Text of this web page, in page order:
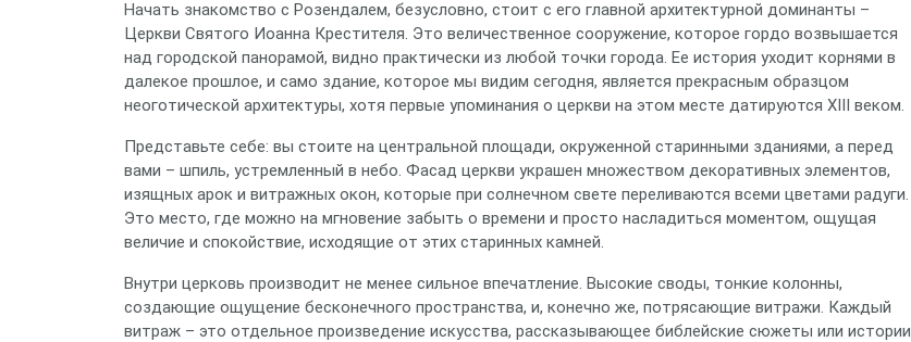
Начать знакомство с Розендалем, безусловно, стоит с его главной архитектурной доминанты –
Церкви Святого Иоанна Крестителя. Это величественное сооружение, которое гордо возвышается
над городской панорамой, видно практически из любой точки города. Ее история уходит корнями в
далекое прошлое, и само здание, которое мы видим сегодня, является прекрасным образцом
неоготической архитектуры, хотя первые упоминания о церкви на этом месте датируются XIII веком.
Представьте себе: вы стоите на центральной площади, окруженной старинными зданиями, а перед
вами – шпиль, устремленный в небо. Фасад церкви украшен множеством декоративных элементов,
изящных арок и витражных окон, которые при солнечном свете переливаются всеми цветами радуги.
Это место, где можно на мгновение забыть о времени и просто насладиться моментом, ощущая
величие и спокойствие, исходящие от этих старинных камней.
Внутри церковь производит не менее сильное впечатление. Высокие своды, тонкие колонны,
создающие ощущение бесконечного пространства, и, конечно же, потрясающие витражи. Каждый
витраж – это отдельное произведение искусства, рассказывающее библейские сюжеты или истории